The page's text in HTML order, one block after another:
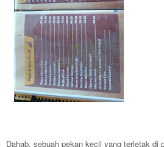
Dahab, sebuah pekan kecil yang terletak di